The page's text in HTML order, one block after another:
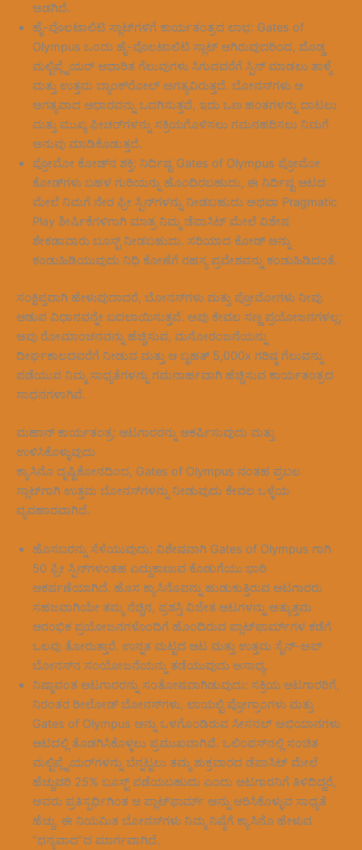
ಅಡಗಿದೆ.
ಹೈ-ವೊಲಟಾಲಿಟಿ ಸ್ಲಾಟ್‌ಗಳಿಗೆ ಕಾರ್ಯತಂತ್ರದ ಲಾಭ: Gates of
Olympus ಒಂದು ಹೈ-ವೊಲಟಾಲಿಟಿ ಸ್ಲಾಟ್ ಆಗಿರುವುದರಿಂದ, ದೊಡ್ಡ
ಮಲ್ಟಿಪ್ಲೈಯರ್ ಆಧಾರಿತ ಗೆಲುವುಗಳು ಸಿಗುವವರೆಗೆ ಸ್ಪಿನ್ ಮಾಡಲು ತಾಳ್ಮೆ
ಮತ್ತು ಉತ್ತಮ ಬ್ಯಾಂಕ್‌ರೋಲ್ ಅಗತ್ಯವಿರುತ್ತದೆ. ಬೋನಸ್‌ಗಳು ಆ
ಅಗತ್ಯವಾದ ಆಧಾರವನ್ನು ಒದಗಿಸುತ್ತವೆ, ಇದು ಒಣ ಹಂತಗಳನ್ನು ದಾಟಲು
ಮತ್ತು ಮುಖ್ಯ ಫೀಚರ್‌ಗಳನ್ನು ಸಕ್ರಿಯಗೊಳಿಸಲು ಗಮನಹರಿಸಲು ನಿಮಗೆ
ಅನುವು ಮಾಡಿಕೊಡುತ್ತದೆ.
ಪ್ರೋಮೋ ಕೋಡ್‌ನ ಶಕ್ತಿ: ನಿರ್ದಿಷ್ಟ Gates of Olympus ಪ್ರೋಮೋ
ಕೋಡ್‌ಗಳು ಬಹಳ ಗುರಿಯನ್ನು ಹೊಂದಿರಬಹುದು, ಈ ನಿರ್ದಿಷ್ಟ ಆಟದ
ಮೇಲೆ ನಿಮಗೆ ನೇರ ಫ್ರೀ ಸ್ಪಿನ್‌ಗಳನ್ನು ನೀಡಬಹುದು ಅಥವಾ Pragmatic
Play ಶೀರ್ಷಿಕೆಗಳಿಗಾಗಿ ಮಾತ್ರ ನಿಮ್ಮ ಡೆಪಾಸಿಟ್ ಮೇಲೆ ವಿಶೇಷ
ಶೇಕಡಾವಾರು ಬೂಸ್ಟ್ ನೀಡಬಹುದು. ಸರಿಯಾದ ಕೋಡ್ ಅನ್ನು
ಕಂಡುಹಿಡಿಯುವುದು ನಿಧಿ ಕೋಣೆಗೆ ರಹಸ್ಯ ಪ್ರವೇಶವನ್ನು ಕಂಡುಹಿಡಿದಂತೆ.
ಸಂಕ್ಷಿಪ್ತವಾಗಿ ಹೇಳುವುದಾದರೆ, ಬೋನಸ್‌ಗಳು ಮತ್ತು ಪ್ರೋಮೋಗಳು ನೀವು
ಆಡುವ ವಿಧಾನವನ್ನೇ ಬದಲಾಯಿಸುತ್ತವೆ. ಅವು ಕೇವಲ ಸಣ್ಣ ಪ್ರಯೋಜನಗಳಲ್ಲ;
ಅವು ರೋಮಾಂಚನವನ್ನು ಹೆಚ್ಚಿಸುವ, ಮನೋರಂಜನೆಯನ್ನು
ದೀರ್ಘಕಾಲದವರೆಗೆ ನೀಡುವ ಮತ್ತು ಆ ಬೃಹತ್ 5,000x ಗರಿಷ್ಠ ಗೆಲುವನ್ನು
ಪಡೆಯುವ ನಿಮ್ಮ ಸಾಧ್ಯತೆಗಳನ್ನು ಗಮನಾರ್ಹವಾಗಿ ಹೆಚ್ಚಿಸುವ ಕಾರ್ಯತಂತ್ರದ
ಸಾಧನಗಳಾಗಿವೆ.
ಮಹಾನ್ ಕಾರ್ಯತಂತ್ರ: ಆಟಗಾರರನ್ನು ಆಕರ್ಷಿಸುವುದು ಮತ್ತು
ಉಳಿಸಿಕೊಳ್ಳುವುದು
ಕ್ಯಾಸಿನೊ ದೃಷ್ಟಿಕೋನದಿಂದ, Gates of Olympus ನಂತಹ ಪ್ರಬಲ
ಸ್ಲಾಟ್‌ಗಾಗಿ ಉತ್ತಮ ಬೋನಸ್‌ಗಳನ್ನು ನೀಡುವುದು ಕೇವಲ ಒಳ್ಳೆಯ
ವ್ಯವಹಾರವಾಗಿದೆ.
ಹೊಸಬರನ್ನು ಸೆಳೆಯುವುದು: ವಿಶೇಷವಾಗಿ Gates of Olympus ಗಾಗಿ
50 ಫ್ರೀ ಸ್ಪಿನ್‌ಗಳಂತಹ ಎದ್ದುಕಾಣುವ ಕೊಡುಗೆಯು ಭಾರಿ
ಆಕರ್ಷಣೆಯಾಗಿದೆ. ಹೊಸ ಕ್ಯಾಸಿನೊವನ್ನು ಹುಡುಕುತ್ತಿರುವ ಆಟಗಾರರು
ಸಹಜವಾಗಿಯೇ ತಮ್ಮ ನೆಚ್ಚಿನ, ಪ್ರಶಸ್ತಿ ವಿಜೇತ ಆಟಗಳನ್ನು ಅತ್ಯುತ್ತಮ
ಆರಂಭಿಕ ಪ್ರಯೋಜನಗಳೊಂದಿಗೆ ಹೊಂದಿರುವ ಪ್ಲಾಟ್‌ಫಾರ್ಮ್‌ಗಳ ಕಡೆಗೆ
ಒಲವು ತೋರುತ್ತಾರೆ. ಉನ್ನತ ಮಟ್ಟದ ಆಟ ಮತ್ತು ಉತ್ತಮ ಸೈನ್-ಅಪ್
ಬೋನಸ್‌ನ ಸಂಯೋಜನೆಯನ್ನು ತಡೆಯುವುದು ಅಸಾಧ್ಯ.
ನಿಷ್ಠಾವಂತ ಆಟಗಾರರನ್ನು ಸಂತೋಷವಾಗಿಡುವುದು: ಸಕ್ರಿಯ ಆಟಗಾರರಿಗೆ,
ನಿರಂತರ ರೀಲೋಡ್ ಬೋನಸ್‌ಗಳು, ಲಾಯಲ್ಟಿ ಪ್ರೋಗ್ರಾಂಗಳು ಮತ್ತು
Gates of Olympus ಅನ್ನು ಒಳಗೊಂಡಿರುವ ಸೀಸನಲ್ ಅಭಿಯಾನಗಳು
ಆಟದಲ್ಲಿ ತೊಡಗಿಸಿಕೊಳ್ಳಲು ಪ್ರಮುಖವಾಗಿವೆ. ಒಲಿಂಪಸ್‌ನಲ್ಲಿ ಸಂಚಿತ
ಮಲ್ಟಿಪ್ಲೈಯರ್‌ಗಳನ್ನು ಬೆನ್ನಟ್ಟಲು ತಮ್ಮ ಶುಕ್ರವಾರದ ಡೆಪಾಸಿಟ್ ಮೇಲೆ
ಹೆಚ್ಚುವರಿ 25% ಬೂಸ್ಟ್ ಪಡೆಯಬಹುದು ಎಂದು ಆಟಗಾರನಿಗೆ ತಿಳಿದಿದ್ದರೆ,
ಅವರು ಪ್ರತಿಸ್ಪರ್ಧಿಗಿಂತ ಆ ಪ್ಲಾಟ್‌ಫಾರ್ಮ್ ಅನ್ನು ಆರಿಸಿಕೊಳ್ಳುವ ಸಾಧ್ಯತೆ
ಹೆಚ್ಚು. ಈ ನಿಯಮಿತ ಬೋನಸ್‌ಗಳು ನಿಮ್ಮ ನಿಷ್ಠೆಗೆ ಕ್ಯಾಸಿನೊ ಹೇಳುವ
“ಧನ್ಯವಾದ”ದ ಮಾರ್ಗವಾಗಿದೆ.